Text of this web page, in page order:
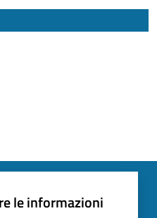
le informazioni